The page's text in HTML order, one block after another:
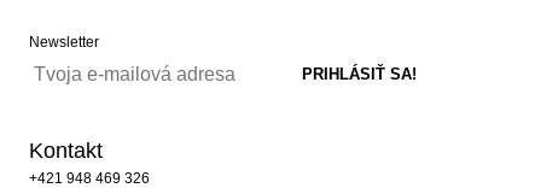
Newsletter
Kontakt
+421 948 469 326